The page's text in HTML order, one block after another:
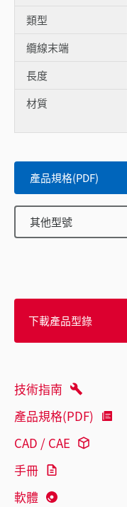
類型
纜線末端
長度
材質
產品規格(PDF)
其他型號
下載產品型錄
技術指南
產品規格(PDF)
CAD / CAE
手冊
軟體